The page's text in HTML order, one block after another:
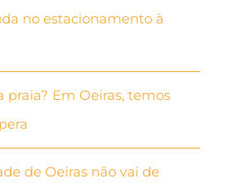
no estacionamento à
praia? Em Oeiras, temos
de Oeiras não vai de